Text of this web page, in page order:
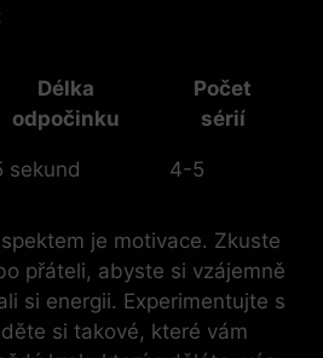
Délka
odpočinku
Počet
sérií
sekund 4-5
je motivace. Zkuste
přáteli, abyste si vzájemně
si energii. Experimentujte s
si takové, které vám